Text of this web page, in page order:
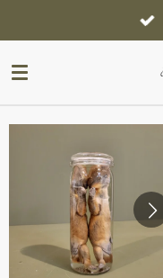
direct
naar